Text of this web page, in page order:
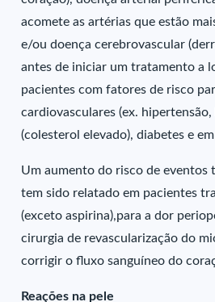
acomete as artérias que estão
e/ou doença cerebrovascular
antes de iniciar um tratamento a
pacientes com fatores de risco
cardiovasculares (ex.
(colesterol elevado), diabetes e
Um aumento do risco de
tem sido relatado em pacientes
(exceto aspirina),para a dor
cirurgia de revascularização do
corrigir o fluxo sanguíneo do
Reações na pele